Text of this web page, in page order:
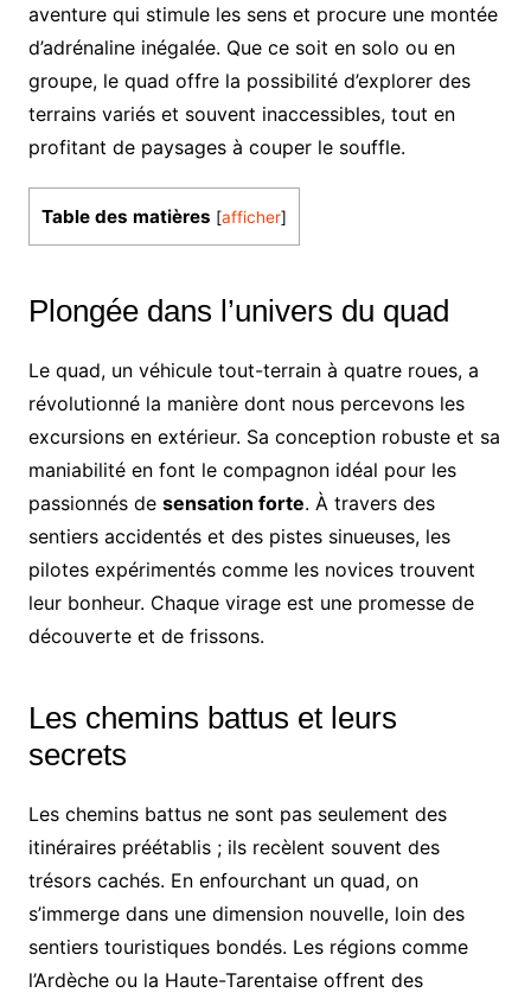
aventure qui stimule les sens et procure une montée
d’adrénaline inégalée. Que ce soit en solo ou en
groupe, le quad offre la possibilité d’explorer des
terrains variés et souvent inaccessibles, tout en
profitant de paysages à couper le souffle.
Table des matières [afficher]
Plongée dans l’univers du quad
Le quad, un véhicule tout-terrain à quatre roues, a
révolutionné la manière dont nous percevons les
excursions en extérieur. Sa conception robuste et sa
maniabilité en font le compagnon idéal pour les
passionnés de sensation forte. À travers des
sentiers accidentés et des pistes sinueuses, les
pilotes expérimentés comme les novices trouvent
leur bonheur. Chaque virage est une promesse de
découverte et de frissons.
Les chemins battus et leurs
secrets
Les chemins battus ne sont pas seulement des
itinéraires préétablis ; ils recèlent souvent des
trésors cachés. En enfourchant un quad, on
s’immerge dans une dimension nouvelle, loin des
sentiers touristiques bondés. Les régions comme
l’Ardèche ou la Haute-Tarentaise offrent des